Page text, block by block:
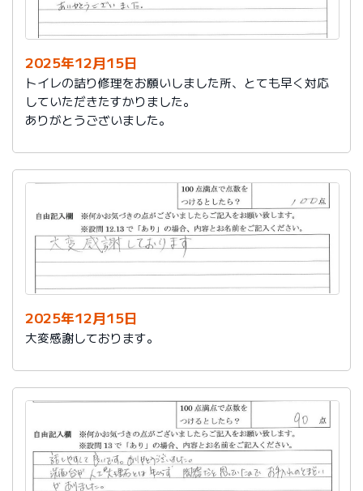
今後は、このような規模の修繕を行うことはおそらく起
こらず、小さな小さな修繕になろうかと思いますが、そ
の折は中田様、渡辺様にお願いさせていただくつもりで
おります。とても素晴らしい社員様です。
寒さもひとしお厳しい折でございますので、社長様、社
員の皆様にはどうぞくれぐれもご自愛くださいますよう
お祈り申し上げます。
敬具
2025年12月15日
トイレの詰り修理をお願いしました所、とても早く対応
していただきたすかりました。
ありがとうございました。
2025年12月15日
大変感謝しております。